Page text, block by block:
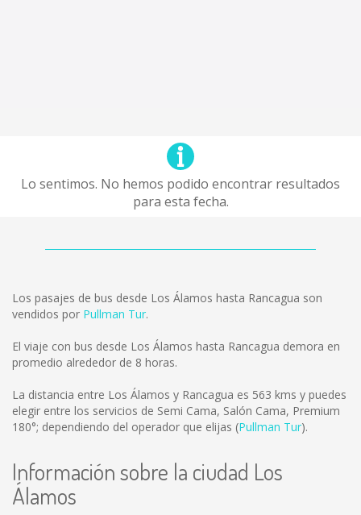
Lo sentimos. No hemos podido encontrar resultados
para esta fecha.
Los pasajes de bus desde Los Álamos hasta Rancagua son
vendidos por Pullman Tur.
El viaje con bus desde Los Álamos hasta Rancagua demora en
promedio alrededor de 8 horas.
La distancia entre Los Álamos y Rancagua es 563 kms y puedes
elegir entre los servicios de Semi Cama, Salón Cama, Premium
180°; dependiendo del operador que elijas (Pullman Tur).
Información sobre la ciudad Los
Álamos